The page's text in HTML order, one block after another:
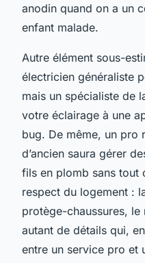
anodin quand on a un
enfant malade.
Autre élément sous-
électricien généraliste
mais un spécialiste de
votre éclairage à une
bug. De même, un pro
d’ancien saura gérer
fils en plomb sans tout
respect du logement :
protège-chaussures,
autant de détails qui,
entre un service pro et